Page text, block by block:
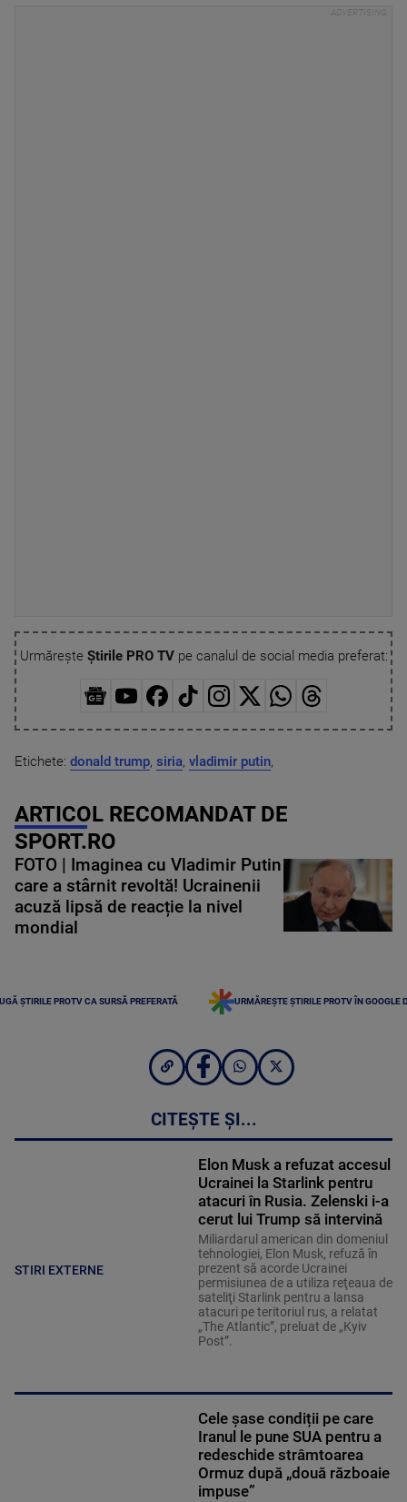
Urmărește Știrile PRO TVpe canalul de social media preferat:
Etichete: donald trump, siria, vladimir putin,
ARTICOL RECOMANDAT DE
SPORT.RO
FOTO | Imaginea cu Vladimir Putin
care a stârnit revoltă! Ucrainenii
acuză lipsă de reacție la nivel
mondial
ȘTIRILE PROTV CA SURSĂ PREFERATĂ URMĂREȘTE ȘTIRILE PROTV ÎN GOOGLE
CITEȘTE ȘI...
STIRI EXTERNE
Elon Musk a refuzat accesul
Ucrainei la Starlink pentru
atacuri în Rusia. Zelenski i-a
cerut lui Trump să intervină
Miliardarul american din domeniul
tehnologiei, Elon Musk, refuză în
prezent să acorde Ucrainei
permisiunea de a utiliza reţeaua de
sateliţi Starlink pentru a lansa
atacuri pe teritoriul rus, a relatat
„The Atlantic”, preluat de „Kyiv
Post”.
Cele șase condiții pe care
Iranul le pune SUA pentru a
redeschide strâmtoarea
Ormuz după „două războaie
impuse”